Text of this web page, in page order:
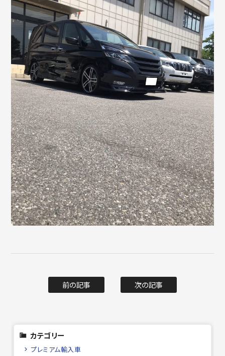
前の記事 次の記事
カテゴリー
プレミアム輸入車